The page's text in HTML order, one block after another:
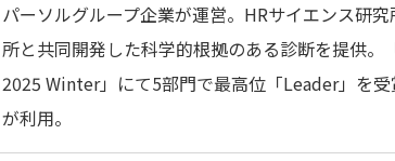
パーソルグループ企業が運営。HRサイエンス研
所と共同開発した科学的根拠のある診断を提供
2025 Winter」にて5部門で最高位「Leader」を
が利用。